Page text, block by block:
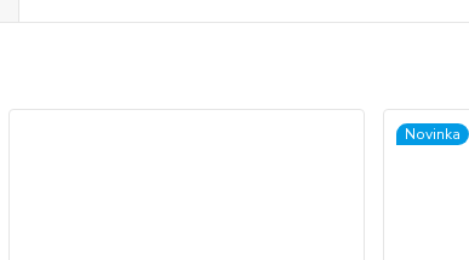
Novinka